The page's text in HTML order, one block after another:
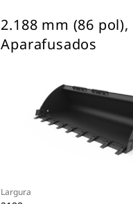
2.188 mm (86 pol),
Aparafusados
Largura